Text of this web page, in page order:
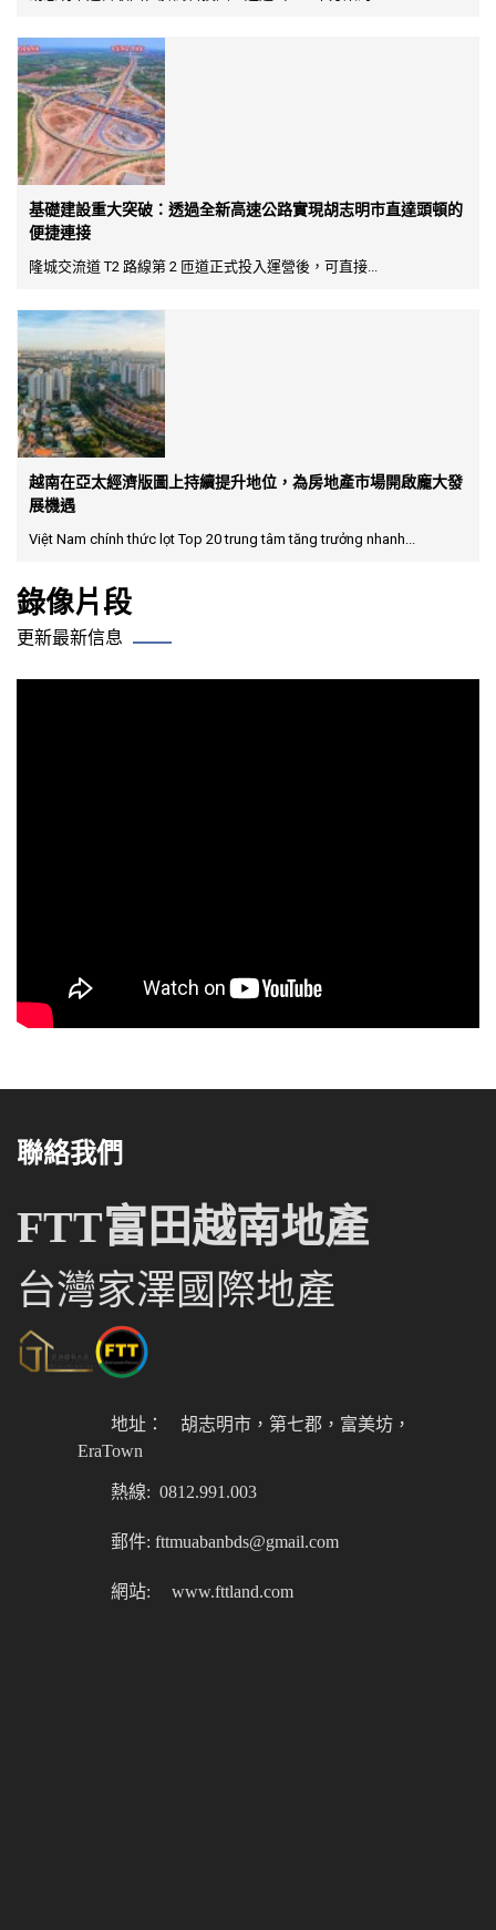
基礎建設重大突破：透過全新高速公路實現胡志明市直達頭頓的
便捷連接
隆城交流道 T2 路線第 2 匝道正式投入運營後，可直接...
越南在亞太經濟版圖上持續提升地位，為房地產市場開啟龐大發
展機遇
Việt Nam chính thức lọt Top 20 trung tâm tăng trưởng nhanh...
錄像片段
更新最新信息
聯絡我們
FTT富田越南地產
台灣家澤國際地產
地址：
胡志明市，第七郡，富美坊，
EraTown
熱線: 0812.991.003
郵件: fttmuabanbds@gmail.com
網站: www.fttland.com